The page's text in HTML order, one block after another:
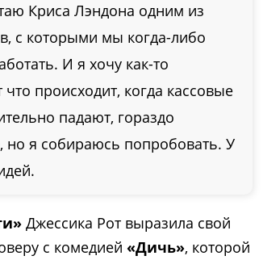
Криса Лэндона одним из
с которыми мы когда-либо
И я хочу как-то
происходит, когда кассовые
падают, гораздо
но я собираюсь попробовать. У
Джессика Рот выразила свой
с комедией «Дичь», которой